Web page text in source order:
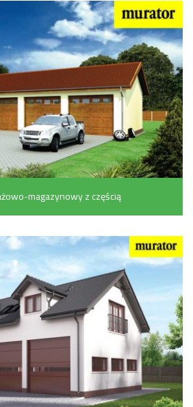
magazynowy z częścią